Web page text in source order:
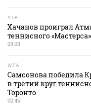
ATP
Хачанов проиграл
теннисного
03:09
WTA
Самсонова победила
в третий круг
Торонто
02:45